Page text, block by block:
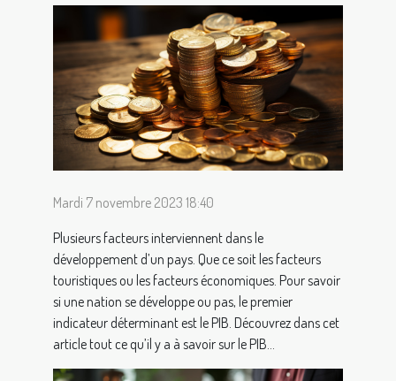
Mardi 7 novembre 2023 18:40
Plusieurs facteurs interviennent dans le
développement d’un pays. Que ce soit les facteurs
touristiques ou les facteurs économiques. Pour savoir
si une nation se développe ou pas, le premier
indicateur déterminant est le PIB. Découvrez dans cet
article tout ce qu’il y a à savoir sur le PIB...